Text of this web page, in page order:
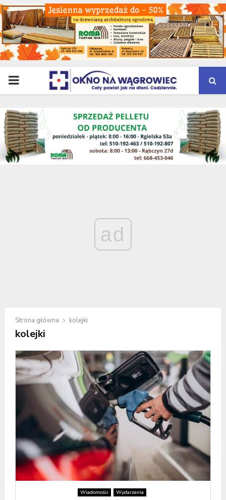
PRIMARY
MENU
ad
Strona główna kolejki
kolejki
Wiadomości Wydarzenia